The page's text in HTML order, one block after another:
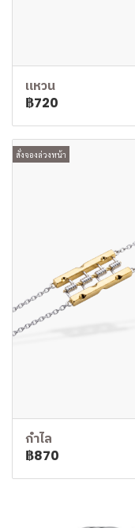
แหวน
฿720
สั่งจองล่วงหน้า
กำไล
฿870